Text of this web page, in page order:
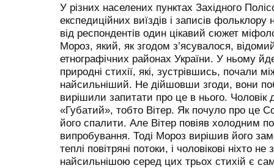
У різних населених пунктах Західного
експедиційних виїздів і записів
від респондентів один цікавий сюжет
Мороз, який, як згодом з’ясувалося,
етнографічних районах України. У ньому
природні стихії, які, зустрівшись, почали
найсильніший. Не дійшовши згоди, вони
вирішили запитати про це в нього. Чоловік
«Губатий», тобто Вітер. Як почуло про це
його спалити. Але Вітер повіяв холодним
випробування. Тоді Мороз вирішив його
теплі повітряні потоки, і чоловікові ніхто
найсильнішою серед цих трьох стихій є